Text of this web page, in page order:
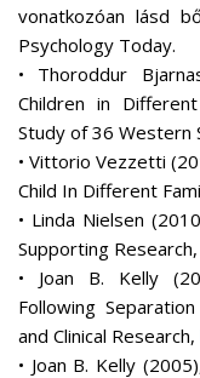
vonatkozóan lásd
Psychology Today.
• Thoroddur
Children in
Study of 36 Western
• Vittorio Vezzetti
Child In Different
• Linda Nielsen
Supporting Research,
• Joan B. Kelly
Following
and Clinical Research,
• Joan B. Kelly